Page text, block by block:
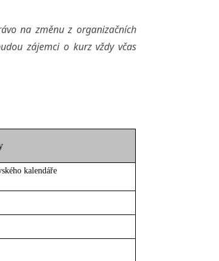
na změnu z organizačních
zájemci o kurz vždy včas
kalendáře